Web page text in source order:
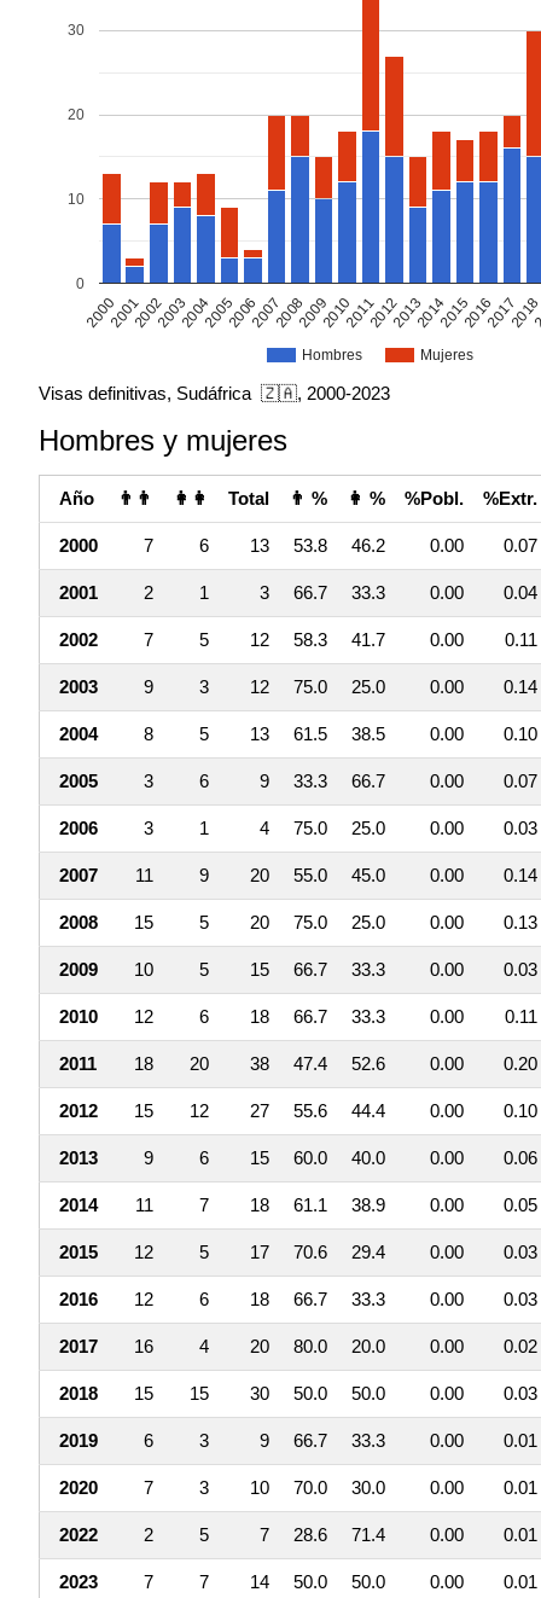
Hombres Mujeres
200020012002200320042005200620072008200920102011201220132014201520162017
0
10
20
30
Visas definitivas, Sudáfrica 🇿🇦, 2000-2023
Hombres y mujeres
Año 👨👨 👩👩 Total 👨 % 👩 % %Pobl. %Extr.
2000 7 6 13 53.8 46.2 0.00 0.07
2001 2 1 3 66.7 33.3 0.00 0.04
2002 7 5 12 58.3 41.7 0.00 0.11
2003 9 3 12 75.0 25.0 0.00 0.14
2004 8 5 13 61.5 38.5 0.00 0.10
2005 3 6 9 33.3 66.7 0.00 0.07
2006 3 1 4 75.0 25.0 0.00 0.03
2007 11 9 20 55.0 45.0 0.00 0.14
2008 15 5 20 75.0 25.0 0.00 0.13
2009 10 5 15 66.7 33.3 0.00 0.03
2010 12 6 18 66.7 33.3 0.00 0.11
2011 18 20 38 47.4 52.6 0.00 0.20
2012 15 12 27 55.6 44.4 0.00 0.10
2013 9 6 15 60.0 40.0 0.00 0.06
2014 11 7 18 61.1 38.9 0.00 0.05
2015 12 5 17 70.6 29.4 0.00 0.03
2016 12 6 18 66.7 33.3 0.00 0.03
2017 16 4 20 80.0 20.0 0.00 0.02
2018 15 15 30 50.0 50.0 0.00 0.03
2019 6 3 9 66.7 33.3 0.00 0.01
2020 7 3 10 70.0 30.0 0.00 0.01
2022 2 5 7 28.6 71.4 0.00 0.01
2023 7 7 14 50.0 50.0 0.00 0.01